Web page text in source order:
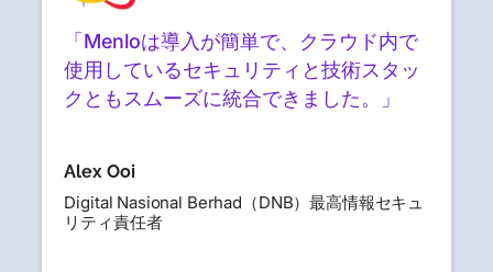
「Menloは導入が簡単で、クラウド内で
使用しているセキュリティと技術スタッ
クともスムーズに統合できました。」
Alex Ooi
Digital Nasional Berhad（DNB）最高情報セキュ
リティ責任者